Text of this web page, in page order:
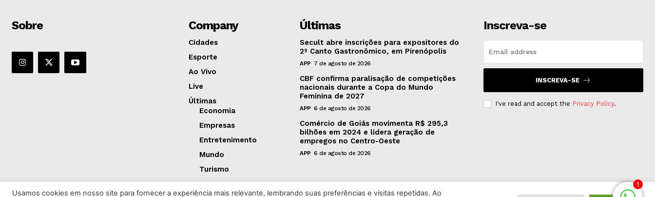
Sobre Company
Cidades
Esporte
Ao Vivo
Live
Últimas
Economia
Empresas
Entretenimento
Mundo
Turismo
Últimas
Secult abre inscrições para expositores do
2º Canto Gastronômico, em Pirenópolis
APP 7 de agosto de 2026
CBF confirma paralisação de competições
nacionais durante a Copa do Mundo
Feminina de 2027
APP 6 de agosto de 2026
Comércio de Goiás movimenta R$ 295,3
bilhões em 2024 e lidera geração de
empregos no Centro-Oeste
APP 6 de agosto de 2026
Inscreva-se
INSCREVA-SE
I've read and accept the Privacy Policy.
1
Usamos cookies em nosso site para fornecer a experiência mais relevante, lembrando suas preferências e visitas repetidas. Ao